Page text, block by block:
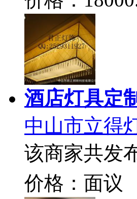
酒店灯具定
中山市立得
该商家共发
价格：面议